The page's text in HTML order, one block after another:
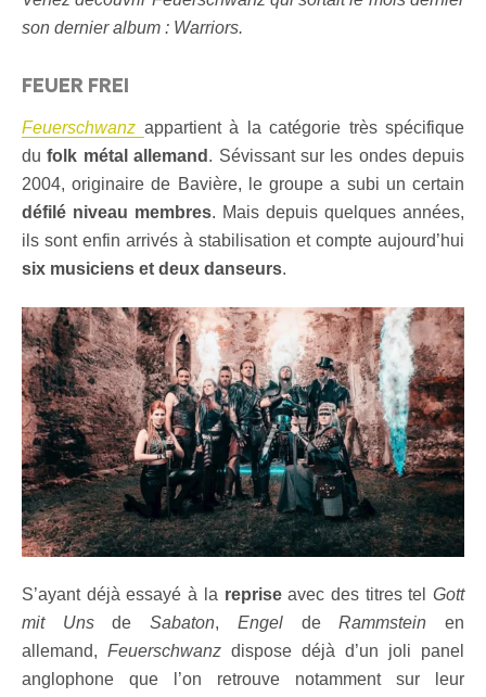
son dernier album : Warriors.
FEUER FREI
Feuerschwanz appartient à la catégorie très spécifique
dufolk métal allemand . Sévissant sur les ondes depuis
2004, originaire de Bavière, le groupe a subi un certain
défilé niveau membres. Mais depuis quelques années,
ils sont enfin arrivés à stabilisation et compte aujourd’hui
six musiciens et deux danseurs.
S’ayant déjà essayé à la repriseavec des titres tel Gott
mit UnsdeSabaton, EngeldeRammstein en
allemand, Feuerschwanz dispose déjà d’un joli panel
anglophone que l’on retrouve notamment sur leur